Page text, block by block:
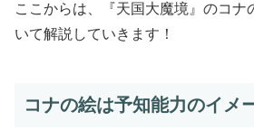
ここからは、『天国大魔境』のコナ
いて解説していきます！
コナの絵は予知能力のイメ